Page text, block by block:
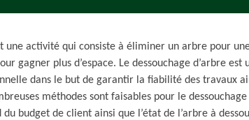
une activité qui consiste à éliminer un arbre pour
gagner plus d’espace. Le dessouchage d’arbre
dans le but de garantir la fiabilité des travaux
méthodes sont faisables pour le
budget de client ainsi que l’état de l’arbre à